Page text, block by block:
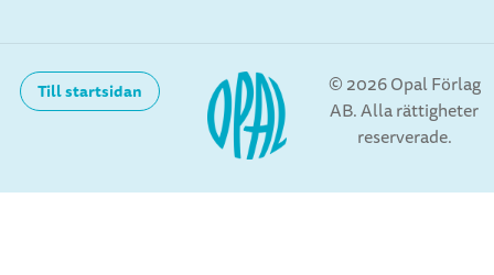
Till startsidan
© 2026 Opal Förlag
AB. Alla rättigheter
reserverade.